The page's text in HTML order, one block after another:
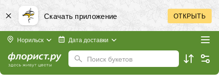
Скачать приложение ОТКРЫТЬ
Норильск Дата доставки
Поиск букетов